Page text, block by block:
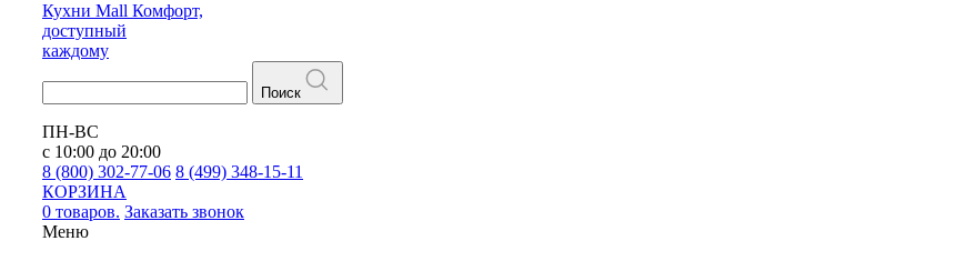
Кухни Mall Комфорт,
доступный
каждому
Поиск
ПН-ВС
с 10:00 до 20:00
8 (800) 302-77-06 8 (499) 348-15-11
КОРЗИНА
0 товаров. Заказать звонок
Меню